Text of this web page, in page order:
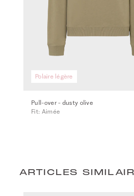
Polaire légère
Pull-over - dusty olive
Fit: Aimée
ARTICLES